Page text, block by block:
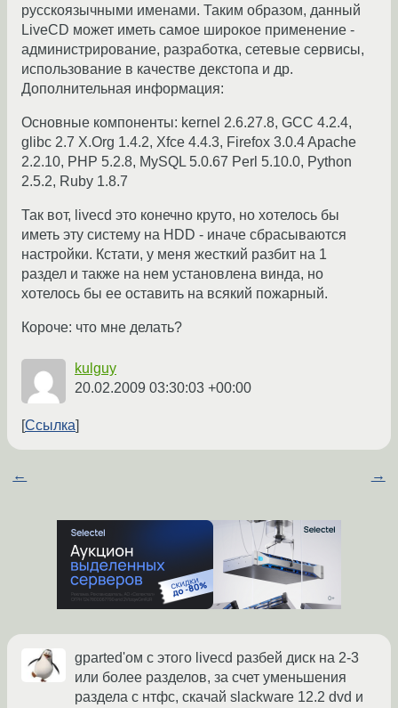
русскоязычными именами. Таким образом, данный
LiveCD может иметь самое широкое применение -
администрирование, разработка, сетевые сервисы,
использование в качестве декстопа и др.
Дополнительная информация:
Основные компоненты: kernel 2.6.27.8, GCC 4.2.4,
glibc 2.7 X.Org 1.4.2, Xfce 4.4.3, Firefox 3.0.4 Apache
2.2.10, PHP 5.2.8, MySQL 5.0.67 Perl 5.10.0, Python
2.5.2, Ruby 1.8.7
Так вот, livecd это конечно круто, но хотелось бы
иметь эту систему на HDD - иначе сбрасываются
настройки. Кстати, у меня жесткий разбит на 1
раздел и также на нем установлена винда, но
хотелось бы ее оставить на всякий пожарный.
Короче: что мне делать?
kulguy
20.02.2009 03:30:03 +00:00
Ссылка
← →
gparted'ом с этого livecd разбей диск на 2-3
или более разделов, за счет уменьшения
раздела с нтфс, скачай slackware 12.2 dvd и